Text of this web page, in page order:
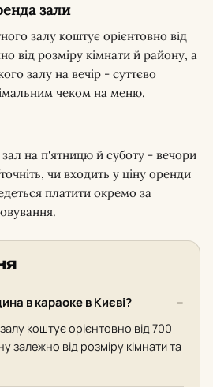
зали
залу коштує орієнтовно від
від розміру кімнати й району, а
залу на вечір - суттєво
чеком на меню.
на п'ятницю й суботу - вечори
чи входить у ціну оренди
платити окремо за
в караоке в Києві?
коштує орієнтовно від 700
залежно від розміру кімнати та